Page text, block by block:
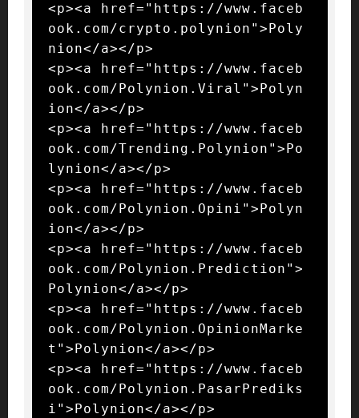
<p><a href="https://www.faceb
ook.com/crypto.polynion">Poly
nion</a></p>
<p><a href="https://www.faceb
ook.com/Polynion.Viral">Polyn
ion</a></p>
<p><a href="https://www.faceb
ook.com/Trending.Polynion">Po
lynion</a></p>
<p><a href="https://www.faceb
ook.com/Polynion.Opini">Polyn
ion</a></p>
<p><a href="https://www.faceb
ook.com/Polynion.Prediction">
Polynion</a></p>
<p><a href="https://www.faceb
ook.com/Polynion.OpinionMarke
t">Polynion</a></p>
<p><a href="https://www.faceb
ook.com/Polynion.PasarPrediks
i">Polynion</a></p>